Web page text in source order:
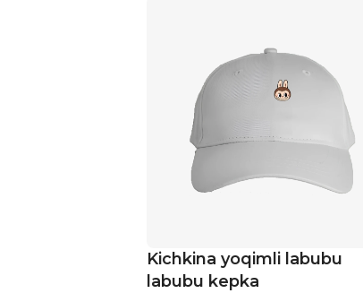
Kichkina yoqimli labubu
labubu kepka